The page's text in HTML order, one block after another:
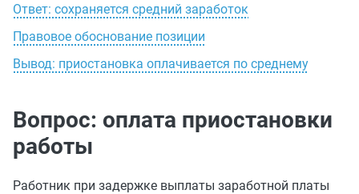
Ответ: сохраняется средний заработок
Правовое обоснование позиции
Вывод: приостановка оплачивается по среднему
Вопрос: оплата приостановки
работы
Работник при задержке выплаты заработной платы